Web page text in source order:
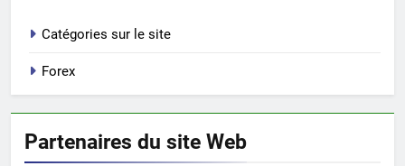
Catégories sur le site
Forex
Partenaires du site Web